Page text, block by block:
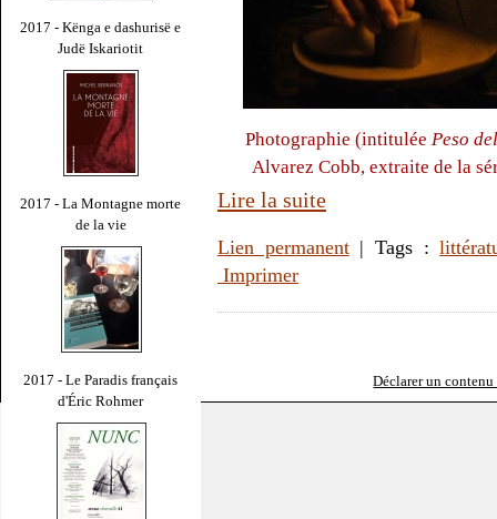
2017 - Kënga e dashurisë e
Judë Iskariotit
2017 - La Montagne morte
de la vie
2017 - Le Paradis français
d'Éric Rohmer
Photographie (intitulée Peso
Alvarez Cobb, extraite de la
Lire la suite
Lien permanent| Tags :
Imprimer
Déclarer un